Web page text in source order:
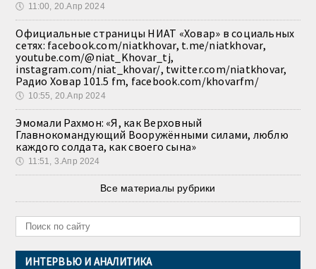
🕔 11:00, 20.Апр 2024
Официальные страницы НИАТ «Ховар» в социальных
сетях: facebook.com/niatkhovar, t.me/niatkhovar,
youtube.com/@niat_Khovar_tj,
instagram.com/niat_khovar/, twitter.com/niatkhovar,
Радио Ховар 101.5 fm, facebook.com/khovarfm/
🕔 10:55, 20.Апр 2024
Эмомали Рахмон: «Я, как Верховный
Главнокомандующий Вооружёнными силами, люблю
каждого солдата, как своего сына»
🕔 11:51, 3.Апр 2024
Все материалы рубрики
ИНТЕРВЬЮ И АНАЛИТИКА